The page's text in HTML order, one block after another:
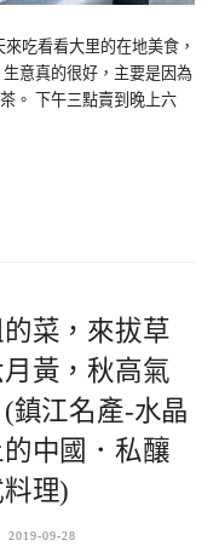
吃看看大里的在地美食，
意真的很好，主要是因為
。 下午三點賣到晚上六
的菜，來拔草
黃，秋高氣
鎮江名產-水晶
中國．私釀
理)
2019-09-28